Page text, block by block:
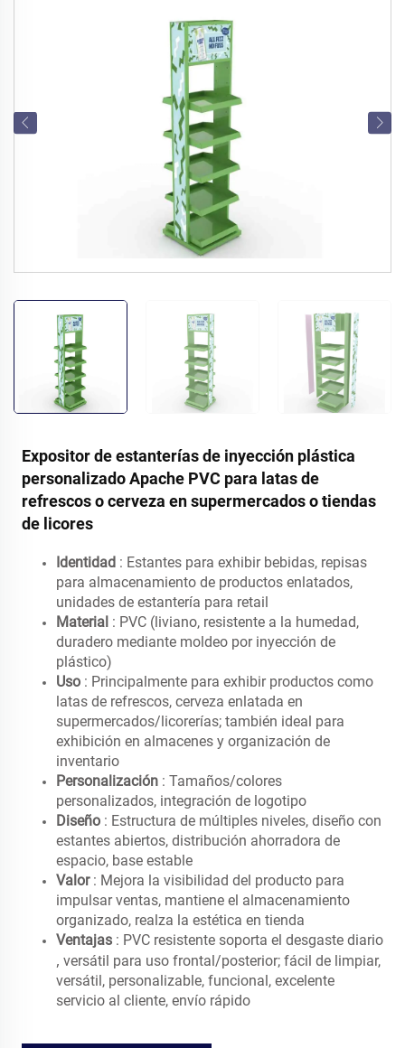
Expositor de estanterías de inyección plástica
personalizado Apache PVC para latas de
refrescos o cerveza en supermercados o tiendas
de licores
Identidad : Estantes para exhibir bebidas, repisas
para almacenamiento de productos enlatados,
unidades de estantería para retail
Material : PVC (liviano, resistente a la humedad,
duradero mediante moldeo por inyección de
plástico)
Uso : Principalmente para exhibir productos como
latas de refrescos, cerveza enlatada en
supermercados/licorerías; también ideal para
exhibición en almacenes y organización de
inventario
Personalización : Tamaños/colores
personalizados, integración de logotipo
Diseño : Estructura de múltiples niveles, diseño con
estantes abiertos, distribución ahorradora de
espacio, base estable
Valor : Mejora la visibilidad del producto para
impulsar ventas, mantiene el almacenamiento
organizado, realza la estética en tienda
Ventajas : PVC resistente soporta el desgaste diario
, versátil para uso frontal/posterior; fácil de limpiar,
versátil, personalizable, funcional, excelente
servicio al cliente, envío rápido